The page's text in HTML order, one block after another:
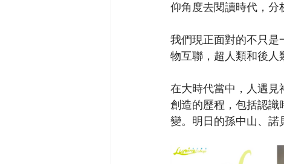
仰角度去閱讀時代，分
我們現正面對的不只是
物互聯，超人類和後人
在大時代當中，人遇見
創造的歷程，包括認識
變。明日的孫中山、諾